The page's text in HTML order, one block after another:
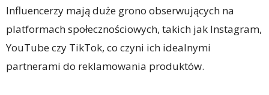
Influencerzy mają duże grono obserwujących na
platformach społecznościowych, takich jak Instagram,
YouTube czy TikTok, co czyni ich idealnymi
partnerami do reklamowania produktów.